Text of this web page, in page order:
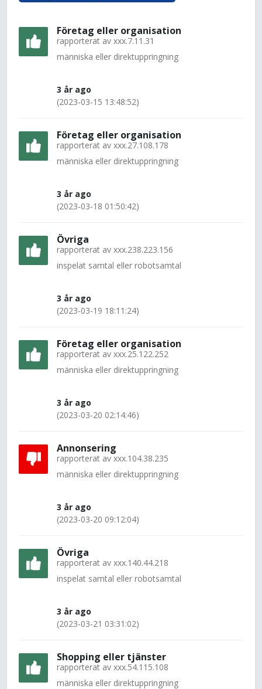
Företag eller organisation
rapporterat av xxx.7.11.31
människa eller direktuppringning
3 år ago
(2023-03-15 13:48:52)
Företag eller organisation
rapporterat av xxx.27.108.178
människa eller direktuppringning
3 år ago
(2023-03-18 01:50:42)
Övriga
rapporterat av xxx.238.223.156
inspelat samtal eller robotsamtal
3 år ago
(2023-03-19 18:11:24)
Företag eller organisation
rapporterat av xxx.25.122.252
människa eller direktuppringning
3 år ago
(2023-03-20 02:14:46)
Annonsering
rapporterat av xxx.104.38.235
människa eller direktuppringning
3 år ago
(2023-03-20 09:12:04)
Övriga
rapporterat av xxx.140.44.218
inspelat samtal eller robotsamtal
3 år ago
(2023-03-21 03:31:02)
Shopping eller tjänster
rapporterat av xxx.54.115.108
människa eller direktuppringning